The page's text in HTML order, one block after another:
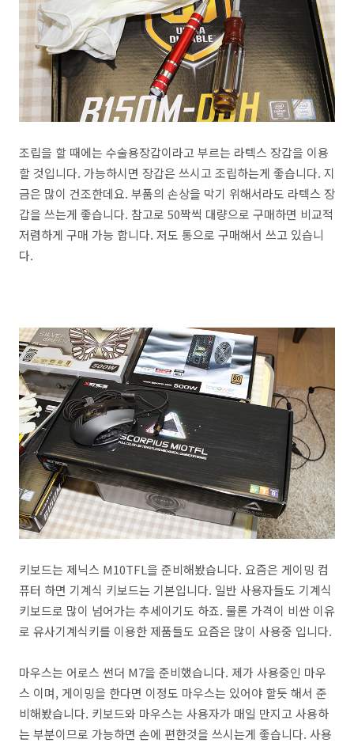
조립을 할 때에는 수술용장갑이라고 부르는 라텍스 장갑을 이용
할 것입니다. 가능하시면 장갑은 쓰시고 조립하는게 좋습니다. 지
금은 많이 건조한데요. 부품의 손상을 막기 위해서라도 라텍스 장
갑을 쓰는게 좋습니다. 참고로 50짝씩 대량으로 구매하면 비교적
저렴하게 구매 가능 합니다. 저도 통으로 구매해서 쓰고 있습니
다.
키보드는 제닉스 M10TFL을 준비해봤습니다. 요즘은 게이밍 컴
퓨터 하면 기계식 키보드는 기본입니다. 일반 사용자들도 기계식
키보드로 많이 넘어가는 추세이기도 하죠. 물론 가격이 비싼 이유
로 유사기계식키를 이용한 제품들도 요즘은 많이 사용중 입니다.
마우스는 어로스 썬더 M7을 준비했습니다. 제가 사용중인 마우
스 이며, 게이밍을 한다면 이정도 마우스는 있어야 할듯 해서 준
비해봤습니다. 키보드와 마우스는 사용자가 매일 만지고 사용하
는 부분이므로 가능하면 손에 편한것을 쓰시는게 좋습니다. 사용